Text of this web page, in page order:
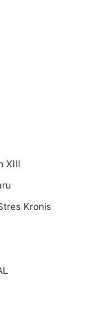
XIII
Kronis